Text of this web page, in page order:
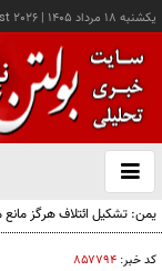
يکشنبه ۱۸ مرداد ۱۴۰۵ |
2026
باز
و
یمن: تشکیل ائتلاف هرگز
کد خبر: ۸۵۷۷۹۴